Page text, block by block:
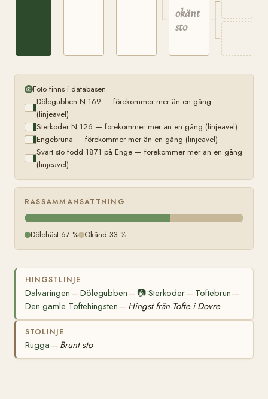
okänt
sto
Foto finns i databasen
Dölegubben N 169 — förekommer mer än en gång
(linjeavel)
Sterkoder N 126 — förekommer mer än en gång (linjeavel)
Engebruna — förekommer mer än en gång (linjeavel)
Svart sto född 1871 på Enge — förekommer mer än en gång
(linjeavel)
RASSAMMANSÄTTNING
Dölehäst 67 % Okänd 33 %
HINGSTLINJE
Dalväringen —Dölegubben— 📷Sterkoder— Toftebrun—
Den gamle Toftehingsten — Hingst från Tofte i Dovre
STOLINJE
Rugga — Brunt sto